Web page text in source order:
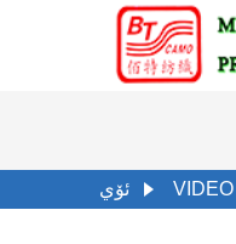
ئۆي VIDEO